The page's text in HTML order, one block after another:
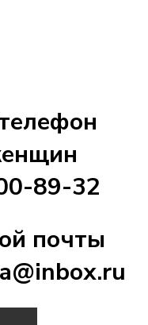
89-32
почты